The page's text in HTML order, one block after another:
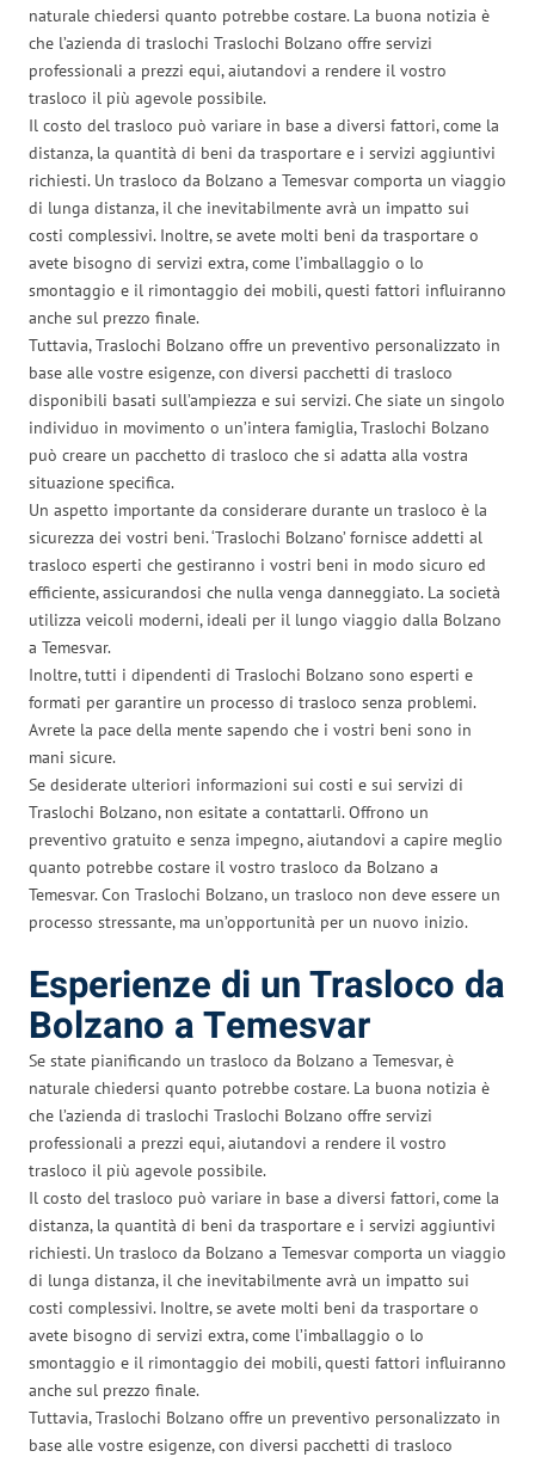
naturale chiedersi quanto potrebbe costare. La buona notizia è
che l’azienda di traslochi Traslochi Bolzano offre servizi
professionali a prezzi equi, aiutandovi a rendere il vostro
trasloco il più agevole possibile.
Il costo del trasloco può variare in base a diversi fattori, come la
distanza, la quantità di beni da trasportare e i servizi aggiuntivi
richiesti. Un trasloco da Bolzano a Temesvar comporta un viaggio
di lunga distanza, il che inevitabilmente avrà un impatto sui
costi complessivi. Inoltre, se avete molti beni da trasportare o
avete bisogno di servizi extra, come l’imballaggio o lo
smontaggio e il rimontaggio dei mobili, questi fattori influiranno
anche sul prezzo finale.
Tuttavia, Traslochi Bolzano offre un preventivo personalizzato in
base alle vostre esigenze, con diversi pacchetti di trasloco
disponibili basati sull’ampiezza e sui servizi. Che siate un singolo
individuo in movimento o un’intera famiglia, Traslochi Bolzano
può creare un pacchetto di trasloco che si adatta alla vostra
situazione specifica.
Un aspetto importante da considerare durante un trasloco è la
sicurezza dei vostri beni. ‘Traslochi Bolzano’ fornisce addetti al
trasloco esperti che gestiranno i vostri beni in modo sicuro ed
efficiente, assicurandosi che nulla venga danneggiato. La società
utilizza veicoli moderni, ideali per il lungo viaggio dalla Bolzano
a Temesvar.
Inoltre, tutti i dipendenti di Traslochi Bolzano sono esperti e
formati per garantire un processo di trasloco senza problemi.
Avrete la pace della mente sapendo che i vostri beni sono in
mani sicure.
Se desiderate ulteriori informazioni sui costi e sui servizi di
Traslochi Bolzano, non esitate a contattarli. Offrono un
preventivo gratuito e senza impegno, aiutandovi a capire meglio
quanto potrebbe costare il vostro trasloco da Bolzano a
Temesvar. Con Traslochi Bolzano, un trasloco non deve essere un
processo stressante, ma un’opportunità per un nuovo inizio.
Esperienze di un Trasloco da
Bolzano a Temesvar
Se state pianificando un trasloco da Bolzano a Temesvar, è
naturale chiedersi quanto potrebbe costare. La buona notizia è
che l’azienda di traslochi Traslochi Bolzano offre servizi
professionali a prezzi equi, aiutandovi a rendere il vostro
trasloco il più agevole possibile.
Il costo del trasloco può variare in base a diversi fattori, come la
distanza, la quantità di beni da trasportare e i servizi aggiuntivi
richiesti. Un trasloco da Bolzano a Temesvar comporta un viaggio
di lunga distanza, il che inevitabilmente avrà un impatto sui
costi complessivi. Inoltre, se avete molti beni da trasportare o
avete bisogno di servizi extra, come l’imballaggio o lo
smontaggio e il rimontaggio dei mobili, questi fattori influiranno
anche sul prezzo finale.
Tuttavia, Traslochi Bolzano offre un preventivo personalizzato in
base alle vostre esigenze, con diversi pacchetti di trasloco